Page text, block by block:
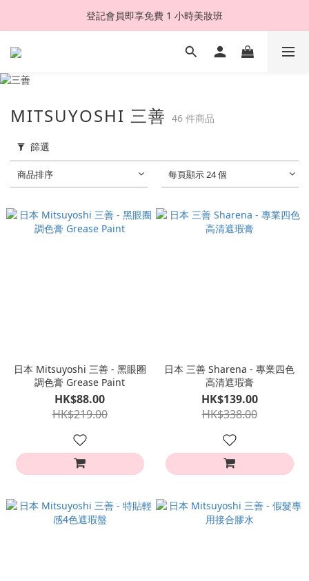
登記會員即享免費 1 小時美妝班
MITSUYOSHI 三善 46 件商品
篩選
商品排序 每頁顯示 24 個
日本 Mitsuyoshi 三善 - 黑眼圈
調色膏 Grease Paint
HK$88.00
HK$219.00
日本 三善 Sharena - 專業四色
高清遮瑕膏
HK$139.00
HK$338.00